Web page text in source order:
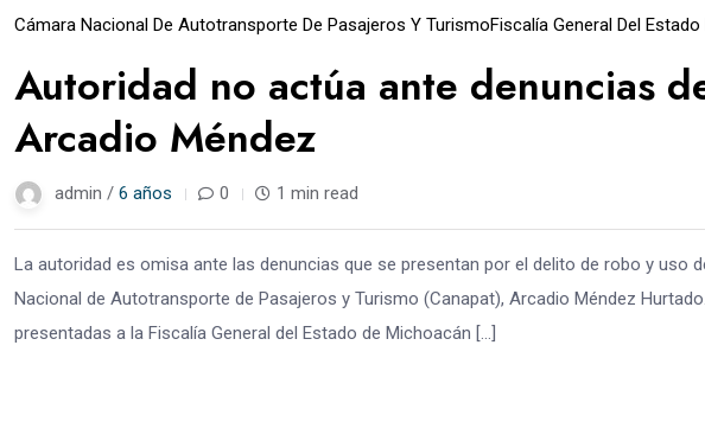
Cámara Nacional De Autotransporte De Pasajeros Y TurismoFiscalía General Del
Autoridad no actúa ante denuncias
Arcadio Méndez
admin / 6 años 0 1 min read
La autoridad es omisa ante las denuncias que se presentan por el delito de robo y uso
Nacional de Autotransporte de Pasajeros y Turismo (Canapat), Arcadio Méndez
presentadas a la Fiscalía General del Estado de Michoacán […]